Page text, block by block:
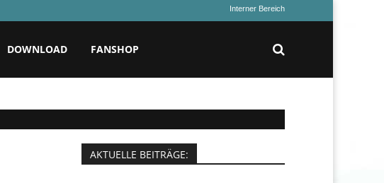
Interner Bereich
DOWNLOAD FANSHOP
AKTUELLE BEITRÄGE: